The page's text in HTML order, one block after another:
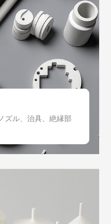
ズル、治具、絶縁部